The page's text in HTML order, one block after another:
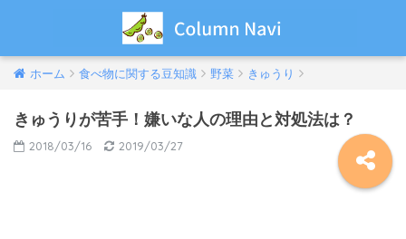
ホーム 食べ物に関する豆知識 野菜 きゅうり
きゅうりが苦手！嫌いな人の理由と対処法は？
2018/03/16 2019/03/27